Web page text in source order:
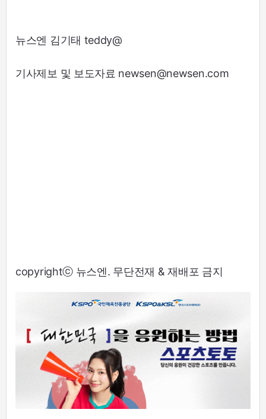
뉴스엔 김기태 teddy@
기사제보 및 보도자료 newsen@newsen.com
copyrightⓒ 뉴스엔. 무단전재 & 재배포 금지